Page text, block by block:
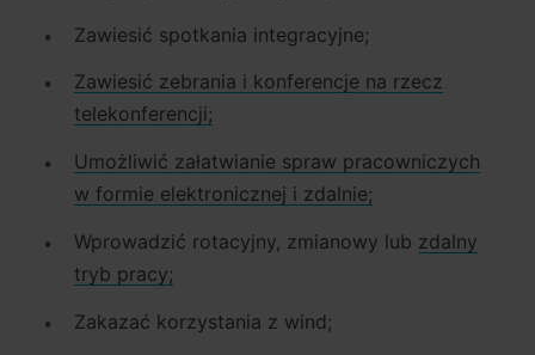
Zawiesić spotkania integracyjne;
Zawiesić zebrania i konferencje na rzecz
telekonferencji;
Umożliwić załatwianie spraw pracowniczych
w formie elektronicznej i zdalnie;
Wprowadzić rotacyjny, zmianowy lub zdalny
tryb pracy;
Zakazać korzystania z wind;